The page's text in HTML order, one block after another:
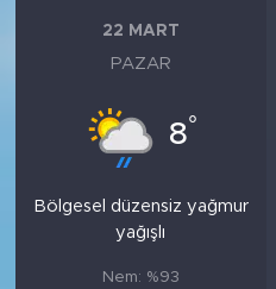
22 MART
PAZAR
8°
Bölgesel düzensiz yağmur
yağışlı
Nem: %93